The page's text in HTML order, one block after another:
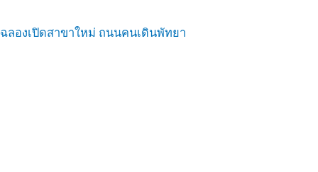
ฉลองเปิดสาขาใหม่ ถนนคนเดินพัทยา